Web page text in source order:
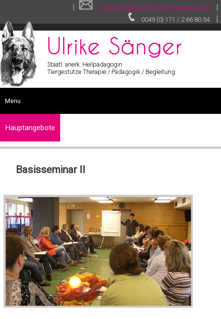
| u.saenger@tiergestuetzte-begleitung.de |
0049 (0) 171 / 2 66 80 54 |
Staatl. anerk. Heilpädagogin
Tiergestütze Therapie / Pädagogik / Begleitung
Menu
VITA
TEXTE
GALERIE
IN MEMORIAN
KONTAKT
Hauptangebote
Tiergestützte
Tiergestützte
Begleitung
Tierbesuchs-
dienst
Basisseminar II